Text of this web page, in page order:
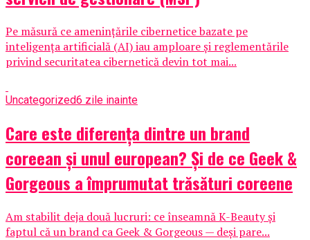
Pe măsură ce amenințările cibernetice bazate pe
inteligența artificială (AI) iau amploare și reglementările
privind securitatea cibernetică devin tot mai...
Uncategorized6 zile inainte
Care este diferența dintre un brand
coreean și unul european? Și de ce Geek &
Gorgeous a împrumutat trăsături coreene
Am stabilit deja două lucruri: ce înseamnă K-Beauty și
faptul că un brand ca Geek & Gorgeous — deși pare...